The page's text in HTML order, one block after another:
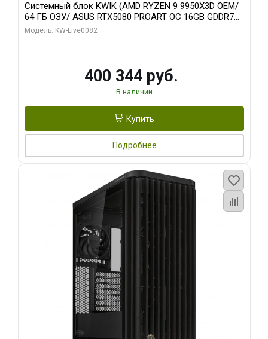
Системный блок KWIK (AMD RYZEN 9 9950X3D OEM/
64 ГБ ОЗУ/ ASUS RTX5080 PROART OC 16GB GDDR7
256bit Type-C DP 2/ 512 ГБ SSD)
Модель: KW-Live0082
400 344 руб.
В наличии
Купить
Подробнее